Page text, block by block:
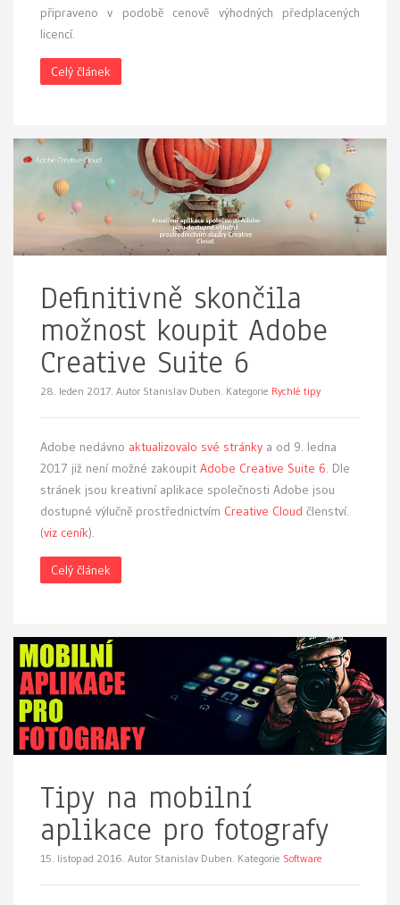
připraveno v podobě cenově výhodných předplacených
licencí.
Celý článek
Definitivně skončila
možnost koupit Adobe
Creative Suite 6
28. leden 2017. Autor Stanislav Duben. Kategorie Rychlé tipy
Adobe nedávno aktualizovalo své stránky a od 9. ledna
2017 již není možné zakoupit Adobe Creative Suite 6. Dle
stránek jsou kreativní aplikace společnosti Adobe jsou
dostupné výlučně prostřednictvím Creative Cloud členství.
(viz ceník).
Celý článek
Tipy na mobilní
aplikace pro fotografy
15. listopad 2016. Autor Stanislav Duben. Kategorie Software